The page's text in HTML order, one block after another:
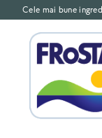
Cele mai bune